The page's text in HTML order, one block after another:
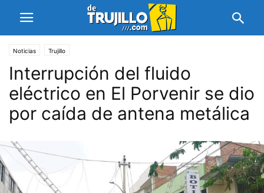
Noticias Trujillo
Interrupción del fluido
eléctrico en El Porvenir se dio
por caída de antena metálica